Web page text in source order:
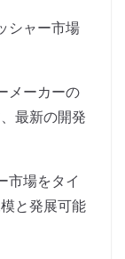
シャー市場
メーカーの
最新の開発
市場をタイ
と発展可能